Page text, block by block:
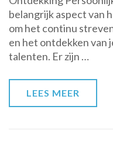
belangrijk aspect van
om het continu
en het ontdekken van
talenten. Er zijn …
LEES MEER